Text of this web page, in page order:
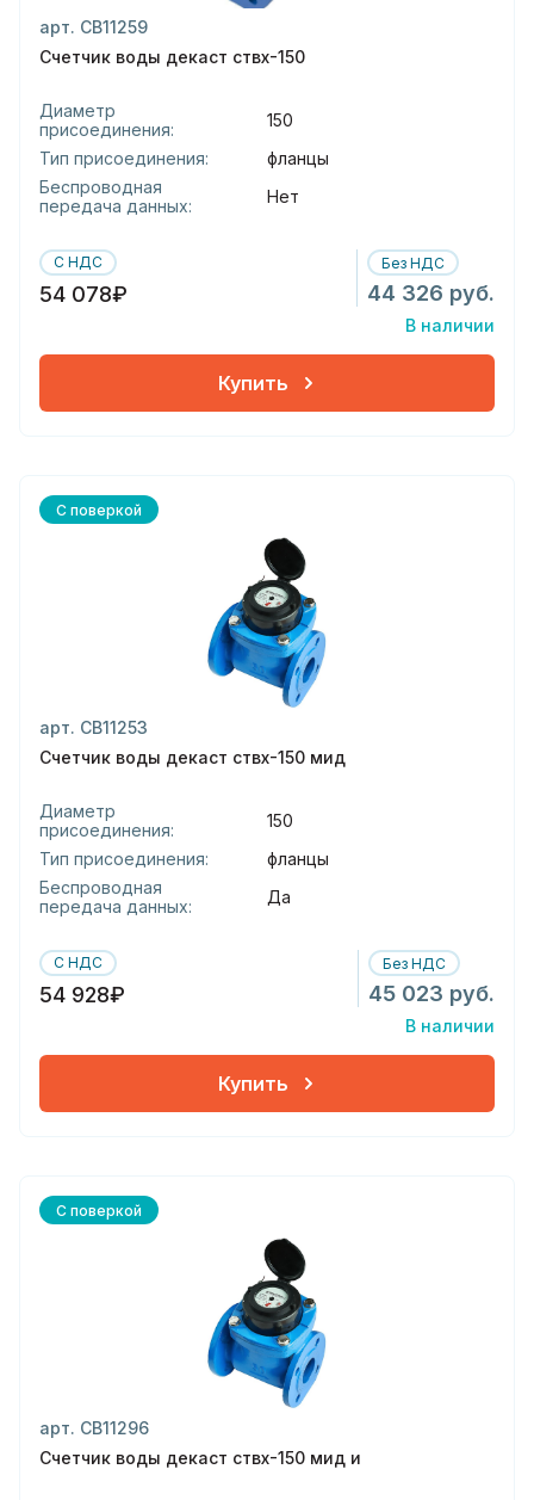
арт. СВ11259
Счетчик воды декаст ствх-150
Диаметр
присоединения:
150
Тип присоединения:
фланцы
Беспроводная
передача данных:
Нет
С НДС
54 078₽
Без НДС
44 326 руб.
В наличии
Купить
С поверкой
арт. СВ11253
Счетчик воды декаст ствх-150 мид
Диаметр
присоединения:
150
Тип присоединения:
фланцы
Беспроводная
передача данных:
Да
С НДС
54 928₽
Без НДС
45 023 руб.
В наличии
Купить
С поверкой
арт. СВ11296
Счетчик воды декаст ствх-150 мид и